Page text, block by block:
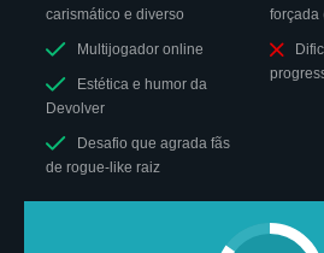
carismático e diverso
Multijogador online
Estética e humor da
Devolver
Desafio que agrada fãs
de rogue-like raiz
forçada